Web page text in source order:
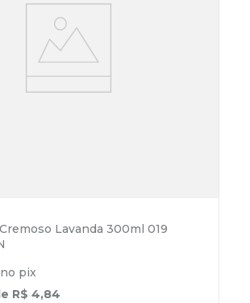
Lavanda 300ml 019
no pix
R$ 4,84